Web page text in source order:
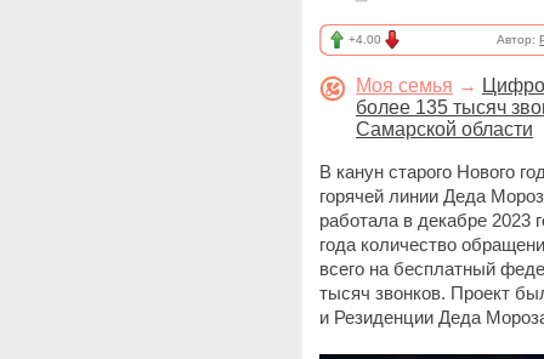
+4.00 Автор:
Моя семья →
более 135 тысяч
Самарской области
В канун старого Нового
горячей линии Деда
работала в декабре 2023
года количество
всего на бесплатный
тысяч звонков. Проект
и Резиденции Деда